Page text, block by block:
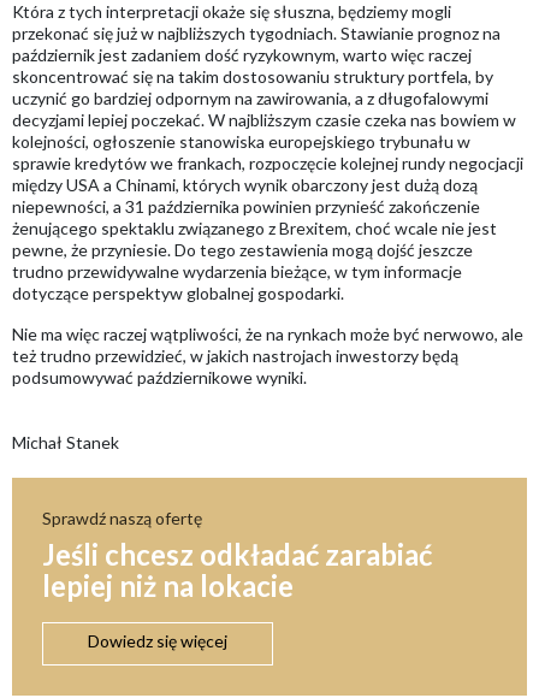
Która z tych interpretacji okaże się słuszna, będziemy mogli
przekonać się już w najbliższych tygodniach. Stawianie prognoz na
październik jest zadaniem dość ryzykownym, warto więc raczej
skoncentrować się na takim dostosowaniu struktury portfela, by
uczynić go bardziej odpornym na zawirowania, a z długofalowymi
decyzjami lepiej poczekać. W najbliższym czasie czeka nas bowiem w
kolejności, ogłoszenie stanowiska europejskiego trybunału w
sprawie kredytów we frankach, rozpoczęcie kolejnej rundy negocjacji
między USA a Chinami, których wynik obarczony jest dużą dozą
niepewności, a 31 października powinien przynieść zakończenie
żenującego spektaklu związanego z Brexitem, choć wcale nie jest
pewne, że przyniesie. Do tego zestawienia mogą dojść jeszcze
trudno przewidywalne wydarzenia bieżące, w tym informacje
dotyczące perspektyw globalnej gospodarki.
Nie ma więc raczej wątpliwości, że na rynkach może być nerwowo, ale
też trudno przewidzieć, w jakich nastrojach inwestorzy będą
podsumowywać październikowe wyniki.
Michał Stanek
Sprawdź naszą ofertę
Jeśli chcesz odkładać zarabiać
lepiej niż na lokacie
Dowiedz się więcej